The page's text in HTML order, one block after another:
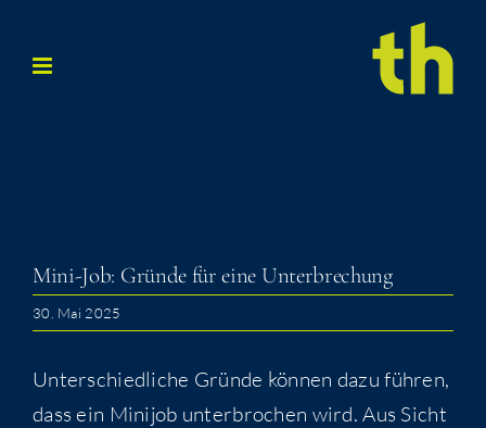
Inhalt
Mini-Job: Grün­de für eine Unterbrechung
30. Mai 2025
Unter­schied­li­che Grün­de kön­nen dazu füh­ren,
dass ein Mini­job unter­bro­chen wird. Aus Sicht